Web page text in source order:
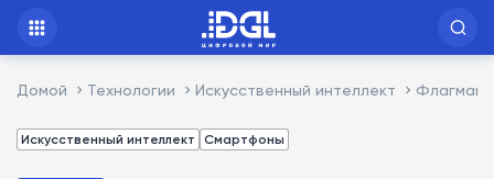
Домой Технологии Искусственный интеллект
Искусственный интеллект Смартфоны